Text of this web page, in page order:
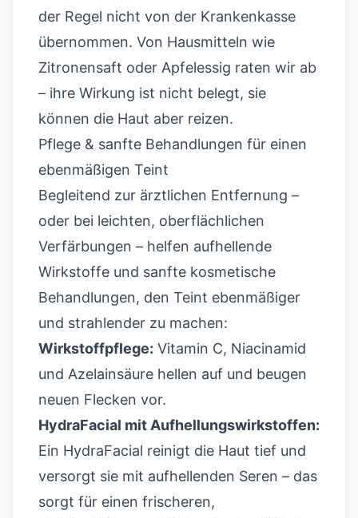
der Regel nicht von der Krankenkasse
übernommen. Von Hausmitteln wie
Zitronensaft oder Apfelessig raten wir ab
– ihre Wirkung ist nicht belegt, sie
können die Haut aber reizen.
Pflege & sanfte Behandlungen für einen
ebenmäßigen Teint
Begleitend zur ärztlichen Entfernung –
oder bei leichten, oberflächlichen
Verfärbungen – helfen aufhellende
Wirkstoffe und sanfte kosmetische
Behandlungen, den Teint ebenmäßiger
und strahlender zu machen:
Wirkstoffpflege: Vitamin C, Niacinamid
und Azelainsäure hellen auf und beugen
neuen Flecken vor.
HydraFacial mit Aufhellungswirkstoffen:
Ein HydraFacial reinigt die Haut tief und
versorgt sie mit aufhellenden Seren – das
sorgt für einen frischeren,